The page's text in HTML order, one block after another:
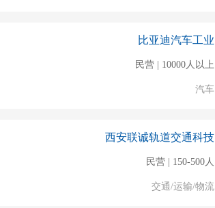
比亚迪汽车工业
民营 | 10000人以上
汽车
西安联诚轨道交通科技
民营 | 150-500人
交通/运输/物流